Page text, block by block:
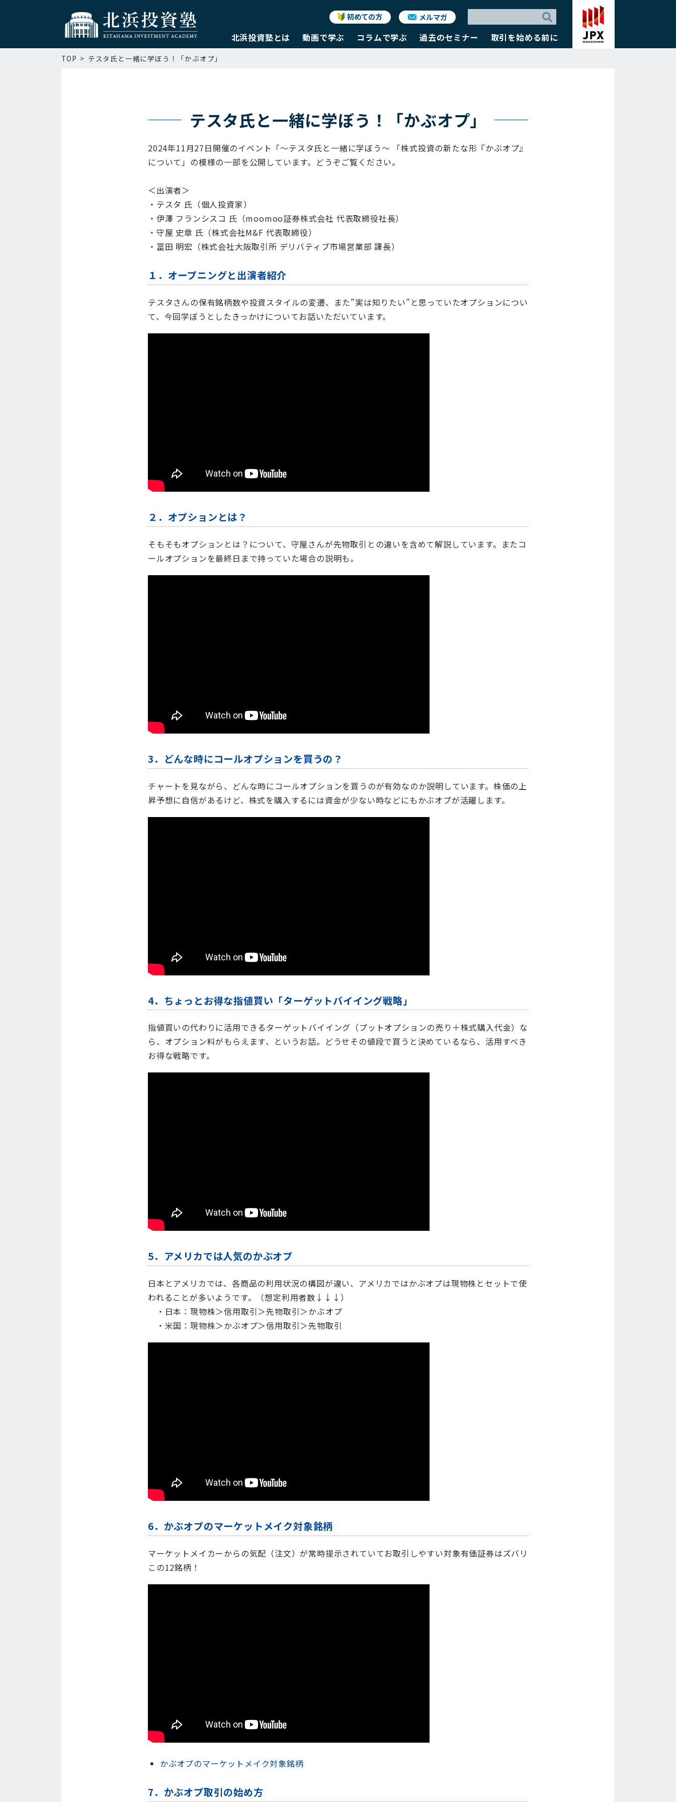
初めての方 メルマガ
北浜投資塾とは 動画で学ぶ コラムで学ぶ 過去のセミナー 取引を始める前に
TOP テスタ氏と一緒に学ぼう！「かぶオプ」
テスタ氏と一緒に学ぼう！「かぶオプ」
2024年11月27日開催のイベント「～テスタ氏と一緒に学ぼう～ 「株式投資の新たな形『かぶオプ』
について」の模様の一部を公開しています。どうぞご覧ください。
＜出演者＞
・テスタ 氏（個人投資家）
・伊澤 フランシスコ 氏（moomoo証券株式会社 代表取締役社長）
・守屋 史章 氏（株式会社M&F 代表取締役）
・冨田 明宏（株式会社大阪取引所 デリバティブ市場営業部 課長）
１．オープニングと出演者紹介
テスタさんの保有銘柄数や投資スタイルの変遷、また”実は知りたい”と思っていたオプションについ
て、今回学ぼうとしたきっかけについてお話いただいています。
２．オプションとは？
そもそもオプションとは？について、守屋さんが先物取引との違いを含めて解説しています。またコ
ールオプションを最終日まで持っていた場合の説明も。
3．どんな時にコールオプションを買うの？
チャートを見ながら、どんな時にコールオプションを買うのが有効なのか説明しています。株価の上
昇予想に自信があるけど、株式を購入するには資金が少ない時などにもかぶオプが活躍します。
4．ちょっとお得な指値買い「ターゲットバイイング戦略」
指値買いの代わりに活用できるターゲットバイイング（プットオプションの売り＋株式購入代金）な
ら、オプション料がもらえます、というお話。どうせその値段で買うと決めているなら、活用すべき
お得な戦略です。
5．アメリカでは人気のかぶオプ
日本とアメリカでは、各商品の利用状況の構図が違い、アメリカではかぶオプは現物株とセットで使
われることが多いようです。（想定利用者数↓↓↓）
・日本：現物株＞信用取引＞先物取引＞かぶオプ
・米国：現物株＞かぶオプ＞信用取引＞先物取引
6．かぶオプのマーケットメイク対象銘柄
マーケットメイカーからの気配（注文）が常時提示されていてお取引しやすい対象有価証券はズバリ
この12銘柄！
かぶオプのマーケットメイク対象銘柄
7．かぶオプ取引の始め方